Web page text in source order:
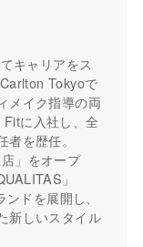
キャリアをス
Tokyoで
メイク指導の両
に入社し、全
を歴任。
」をオープ
」
ドを展開し、
新しいスタイル